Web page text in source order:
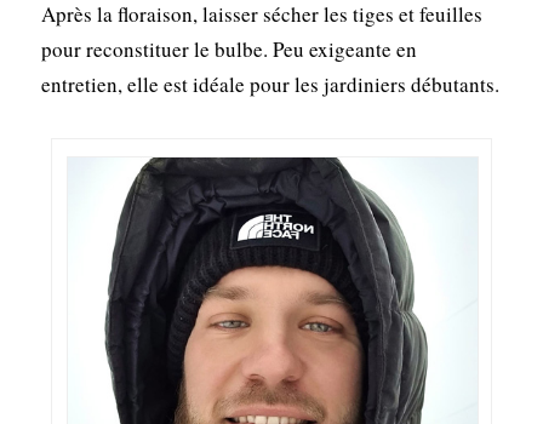
Après la floraison, laisser sécher les tiges et feuilles
pour reconstituer le bulbe. Peu exigeante en
entretien, elle est idéale pour les jardiniers débutants.